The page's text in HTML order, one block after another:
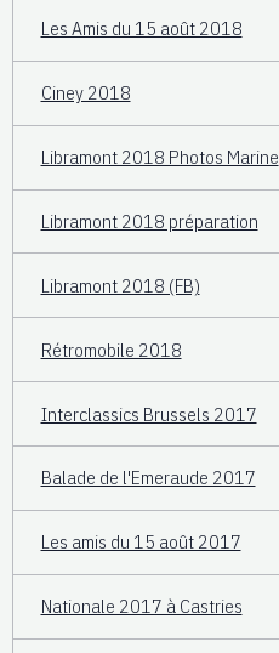
Les Amis du 15 août 2018
Ciney 2018
Libramont 2018 Photos Marine
Libramont 2018 préparation
Libramont 2018 (FB)
Rétromobile 2018
Interclassics Brussels 2017
Balade de l'Emeraude 2017
Les amis du 15 août 2017
Nationale 2017 à Castries